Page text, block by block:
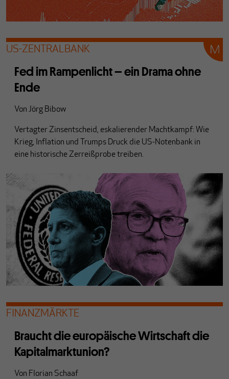
US-ZENTRALBANK
Fed im Rampenlicht – ein Drama ohne
Ende
Von Jörg Bibow
VertagterZinsentscheid, eskalierender Machtkampf: Wie
Krieg, Inflation und Trumps Druck die US-Notenbank in
eine historische Zerreißprobe treiben.
FINANZMÄRKTE
Braucht die europäische Wirtschaft die
Kapitalmarktunion?
Von Florian Schaaf